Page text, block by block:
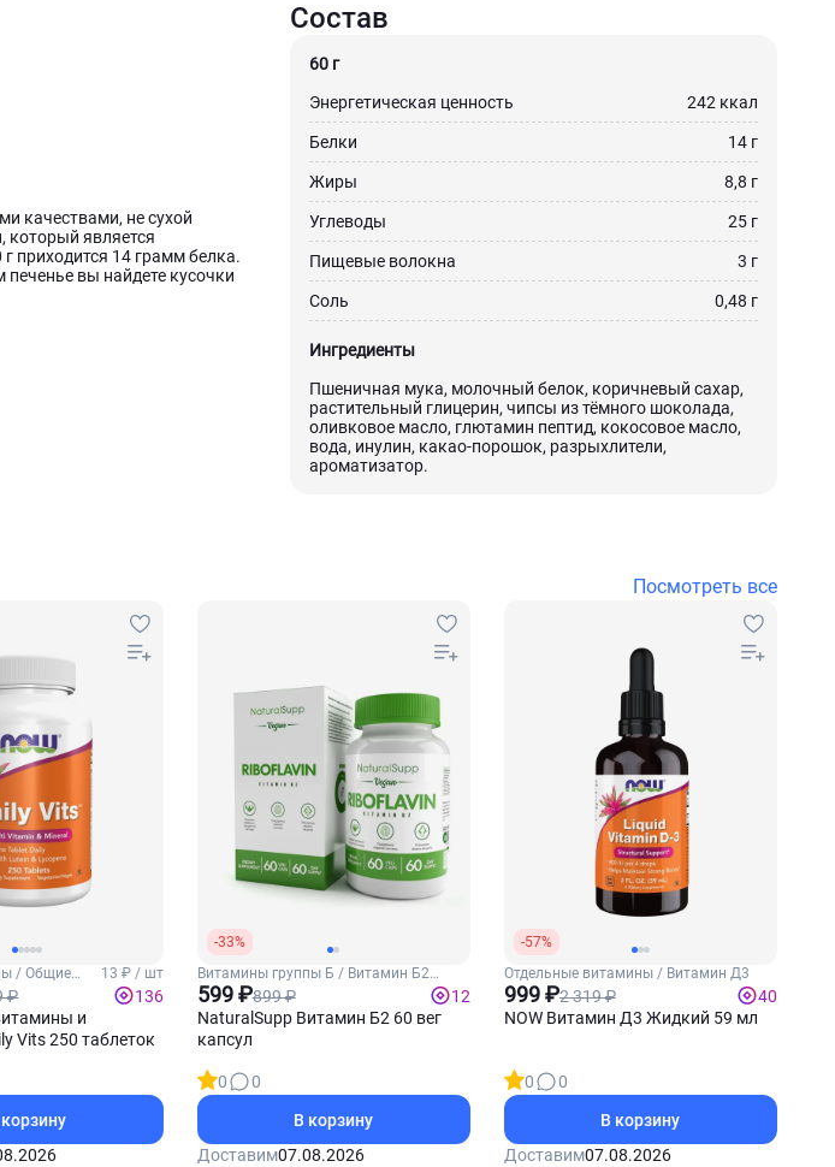
Состав
качествами, не сухой
который является
приходится 14 грамм белка.
вы найдете кусочки
60 г
Энергетическая ценность
242 ккал
Белки 14 г
Жиры 8,8 г
Углеводы 25 г
Пищевые волокна 3 г
Соль 0,48 г
Ингредиенты
Пшеничная мука, молочный белок, коричневый сахар,
растительный глицерин, чипсы из тёмного шоколада,
оливковое масло, глютамин пептид, кокосовое масло,
вода, инулин, какао-порошок, разрыхлители,
ароматизатор.
Посмотреть все
/ Общие
13 ₽ / шт
₽
136
и
Vits 250 таблеток
-33%
Витамины группы Б / Витамин Б2
(Рибофлавин)
599 ₽899 ₽
12
NaturalSupp Витамин Б2 60 вег
капсул
0
0
В корзину
Доставим07.08.2026
-57%
Отдельные витамины / Витамин Д3
999 ₽2 319 ₽
40
NOW Витамин Д3 Жидкий 59 мл
0
0
В корзину
Доставим07.08.2026